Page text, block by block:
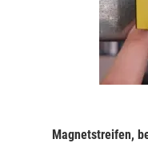
Magnetstreifen,